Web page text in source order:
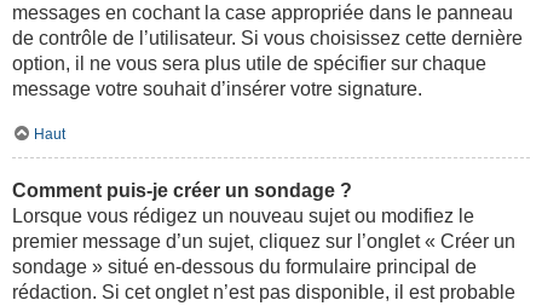
messages en cochant la case appropriée dans le panneau
de contrôle de l’utilisateur. Si vous choisissez cette dernière
option, il ne vous sera plus utile de spécifier sur chaque
message votre souhait d’insérer votre signature.
Haut
Comment puis-je créer un sondage ?
Lorsque vous rédigez un nouveau sujet ou modifiez le
premier message d’un sujet, cliquez sur l’onglet « Créer un
sondage » situé en-dessous du formulaire principal de
rédaction. Si cet onglet n’est pas disponible, il est probable